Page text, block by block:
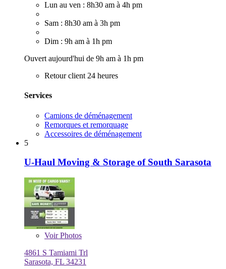
Lun au ven : 8h30 am à 4h pm
Sam : 8h30 am à 3h pm
Dim : 9h am à 1h pm
Ouvert aujourd'hui de 9h am à 1h pm
Retour client 24 heures
Services
Camions de déménagement
Remorques et remorquage
Accessoires de déménagement
5
U-Haul Moving & Storage of South Sarasota
VoirPhotos
4861 S Tamiami Trl
Sarasota, FL 34231